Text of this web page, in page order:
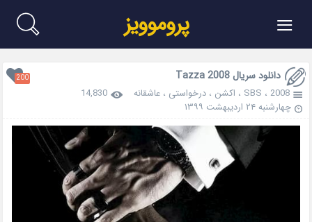
≡ پروموویز
دانلود سریال Tazza 2008 200
2008 ، SBS ، اکشن ،درخواستی ،عاشقانه
14,830
چهارشنبه ۲۴ اردیبهشت ۱۳۹۹